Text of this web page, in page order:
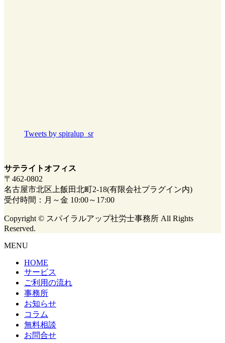
Tweets by spiralup_sr
サテライトオフィス
〒462-0802
名古屋市北区上飯田北町2-18(有限会社プラグイン内)
受付時間：月～金 10:00～17:00
Copyright © スパイラルアップ社労士事務所 All Rights
Reserved.
MENU
HOME
サービス
ご利用の流れ
事務所
お知らせ
コラム
無料相談
お問合せ